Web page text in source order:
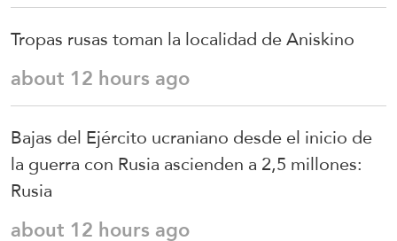
Tropas rusas toman la localidad de Aniskino
about 12 hours ago
Bajas del Ejército ucraniano desde el inicio de
la guerra con Rusia ascienden a 2,5 millones:
Rusia
about 12 hours ago